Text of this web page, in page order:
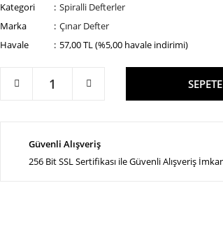
Kategori
Spiralli Defterler
Marka
Çınar Defter
Havale
57,00 TL (%5,00 havale indirimi)
Güvenli Alışveriş
256 Bit SSL Sertifikası ile Güvenli Alışveriş